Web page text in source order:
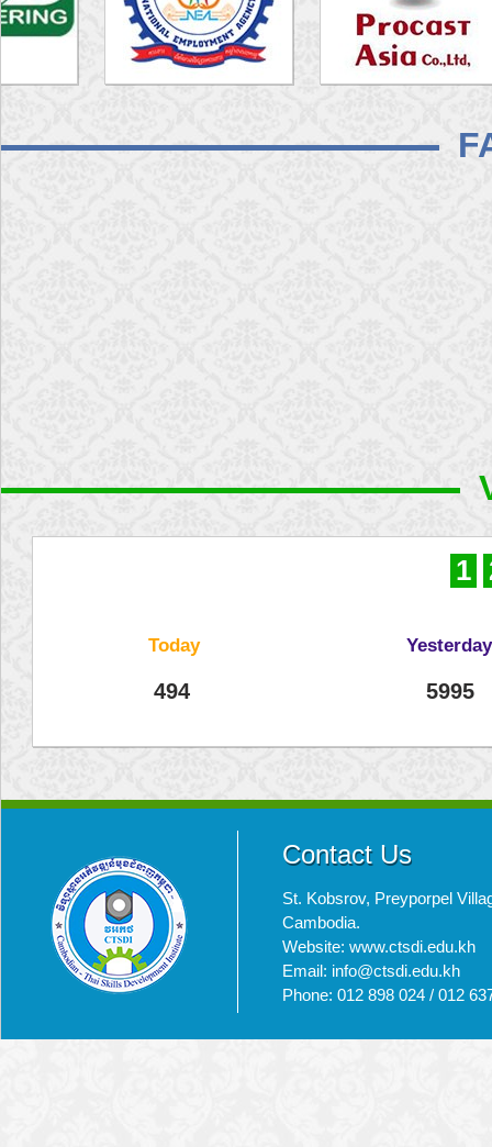
1
Today
494
Yesterday
5995
Contact Us
St. Kobsrov, Preyporpel
Cambodia.
Website: www.ctsdi.edu.kh
Email: info@ctsdi.edu.kh​
Phone: 012 898 024 / 012